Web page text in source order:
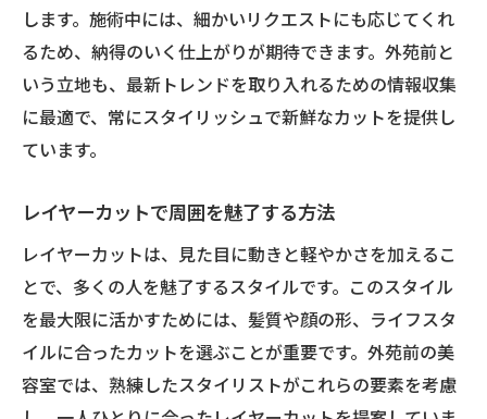
スタイルチェンジで気分一新
外苑前でのビフォーアフター事例
変化を楽しむための第一歩
レイヤーカットによるポジティブな変化
外苑前で提案するあなたにぴったりのレイヤー
パーソナライズされたスタイル提案
外苑前のプロが教えるスタイル選び
顔型に合わせたカットの選び方
スタイル相談から始まる理想のカット
します。施術中には、細かいリクエストにも応じてくれ
るため、納得のいく仕上がりが期待できます。外苑前と
いう立地も、最新トレンドを取り入れるための情報収集
に最適で、常にスタイリッシュで新鮮なカットを提供し
ています。
レイヤーカットで周囲を魅了する方法
レイヤーカットは、見た目に動きと軽やかさを加えるこ
とで、多くの人を魅了するスタイルです。このスタイル
を最大限に活かすためには、髪質や顔の形、ライフスタ
イルに合ったカットを選ぶことが重要です。外苑前の美
容室では、熟練したスタイリストがこれらの要素を考慮